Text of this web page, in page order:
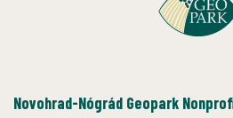
Novohrad-Nógrád Geopark